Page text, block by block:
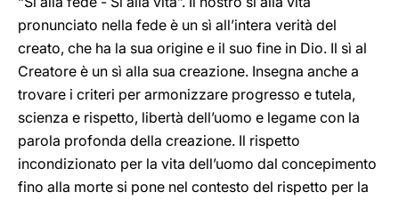
pronunciato nella fede è un sì all’intera verità del
creato, che ha la sua origine e il suo fine in Dio. Il sì al
Creatore è un sì alla sua creazione. Insegna anche a
trovare i criteri per armonizzare progresso e tutela,
scienza e rispetto, libertà dell’uomo e legame con la
parola profonda della creazione. Il rispetto
incondizionato per la vita dell’uomo dal concepimento
fino alla morte si pone nel contesto del rispetto per la